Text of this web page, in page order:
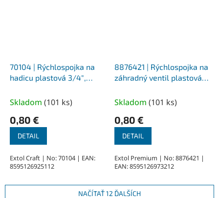
70104 | Rýchlospojka na
hadicu plastová 3/4″,
Skladom (101 ks)
0,80 €
DETAIL
Extol Craft | No: 70104 | EAN:
8595126925112
8876421 | Rýchlospojka na
záhradný ventil plastová
ventil, vnútorný závit
Skladom (101 ks)
0,80 €
DETAIL
Extol Premium | No: 8876421 |
EAN: 8595126973212
NAČÍTAŤ 12 ĎALŠÍCH